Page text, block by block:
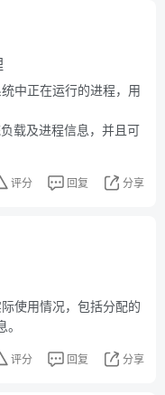
中正在运行的进程，用
载及进程信息，并且可
评分 回复 分享
使用情况，包括分配的
评分 回复 分享